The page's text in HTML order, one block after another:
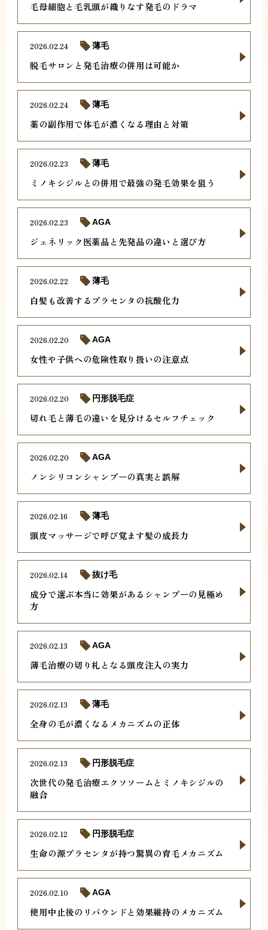
毛母細胞と毛乳頭が織りなす発毛のドラマ
脱毛サロンと発毛治療の併用は可能か
2026.02.24 薄毛
薬の副作用で体毛が濃くなる理由と対策
2026.02.24 薄毛
ミノキシジルとの併用で最強の発毛効果を狙う
2026.02.23 薄毛
ジェネリック医薬品と先発品の違いと選び方
2026.02.23 AGA
白髪も改善するプラセンタの抗酸化力
2026.02.22 薄毛
女性や子供への危険性取り扱いの注意点
2026.02.20 AGA
切れ毛と薄毛の違いを見分けるセルフチェック
2026.02.20 円形脱毛症
ノンシリコンシャンプーの真実と誤解
2026.02.20 AGA
頭皮マッサージで呼び覚ます髪の成長力
2026.02.16 薄毛
成分で選ぶ本当に効果があるシャンプーの見極め
方
2026.02.14 抜け毛
薄毛治療の切り札となる頭皮注入の実力
2026.02.13 AGA
全身の毛が濃くなるメカニズムの正体
2026.02.13 薄毛
次世代の発毛治療エクソソームとミノキシジルの
融合
2026.02.13 円形脱毛症
生命の源プラセンタが持つ驚異の育毛メカニズム
2026.02.12 円形脱毛症
使用中止後のリバウンドと効果維持のメカニズム
2026.02.10 AGA